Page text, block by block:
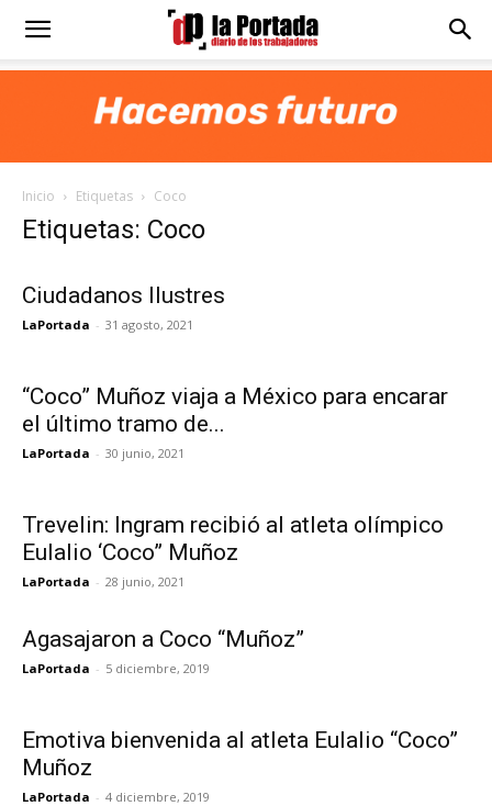
Diario
Portada
Inicio Etiquetas Coco
Etiquetas: Coco
Ciudadanos Ilustres
LaPortada - 31 agosto, 2021
“Coco” Muñoz viaja a México para encarar
el último tramo de...
LaPortada - 30 junio, 2021
Trevelin: Ingram recibió al atleta olímpico
Eulalio ‘Coco” Muñoz
LaPortada - 28 junio, 2021
Agasajaron a Coco “Muñoz”
LaPortada - 5 diciembre, 2019
Emotiva bienvenida al atleta Eulalio “Coco”
Muñoz
LaPortada - 4 diciembre, 2019